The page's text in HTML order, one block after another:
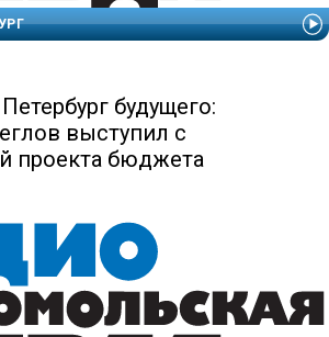
будущего:
выступил с
проекта бюджета